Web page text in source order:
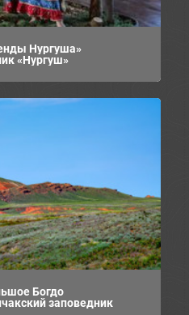
Нургуша»
«Нургуш»
Богдо
заповедник